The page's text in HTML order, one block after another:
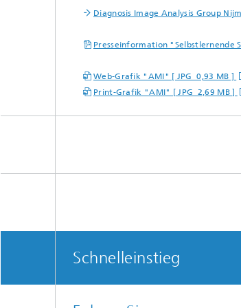
Diagnosis Image Analysis Group
Presseinformation "Selbstlernende
Web-Grafik "AMI" [ JPG 0,93 MB ]
Print-Grafik "AMI" [ JPG 2,69 MB ]
Schnelleinstieg